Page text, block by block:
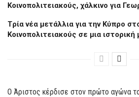
Κοινοπολιτειακούς, χάλκινο για
Tρία νέα μετάλλια για την Κύπρο
Κοινοπολιτειακούς σε μια
Ο Άριστος κέρδισε στον πρώτο αγώνα